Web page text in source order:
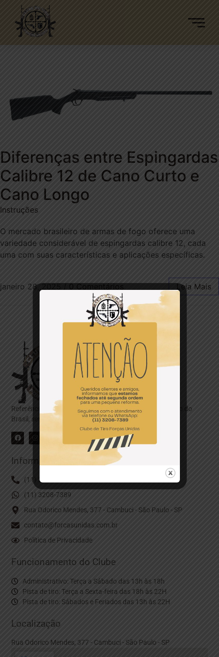
Diferenças entre Espingardas
Calibre 12 de Cano Curto e
Cano Longo
Instruções
O mercado brasileiro de armas de fogo oferece uma
variedade considerável de espingardas calibre 12, cada
uma com suas características e aplicações específicas.
janeiro 28, 2025 / 0 Comentários Leia Mais
Referência entre os melhores Clubes e Academias de Tiro do
Brasil, sempre com foco na ética, respeito e segurança.
Informações de Contato
(11) 3390-3890
(11) 3208-7389
Rua Odorico Mendes, 377 - Cambuci - São Paulo - SP
contato@forcasunidas.com.br
Política de Privacidade
Funcionamento do Clube
Administrativo: Terça a Sábado das 13h às 18h
Pista de tiro: Terça a Sexta-feira das 18h às 22H
Pista de tiro: Sábados e Feriados das 13h às 22H
Localização
Rua Odorico Mendes, 377 - Cambuci - São Paulo - SP